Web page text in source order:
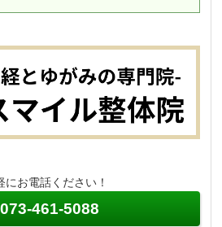
にお電話ください！
073-461-5088